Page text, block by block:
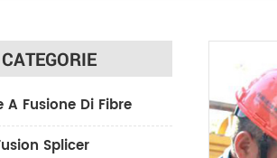
CATEGORIE
Fusione Di Fibre
Splicer